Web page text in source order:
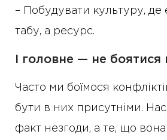
– Побудувати культуру, де
табу, а ресурс.
І головне — не боятися
Часто ми боїмося
бути в них присутніми.
факт незгоди, а те, що